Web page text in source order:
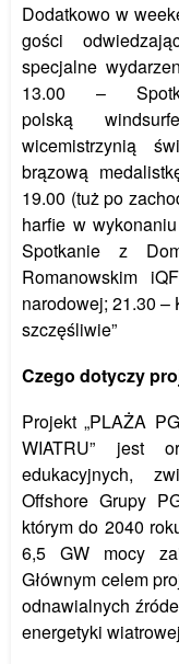
Dodatkowo w
gości
specjalne
13.00 –
polską
wicemistrzynią
brązową
19.00 (tuż po
harfie w
Spotkanie z
Romanowskim
narodowej; 21.30 –
szczęśliwie”
Czego dotyczy
Projekt „PLAŻA
WIATRU” jest
edukacyjnych,
Offshore Grupy
którym do 2040
6,5 GW mocy
Głównym celem
odnawialnych
energetyki